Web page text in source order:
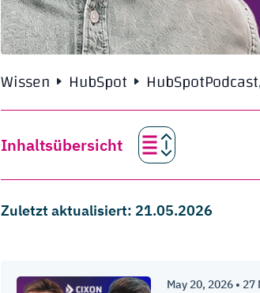
Wissen HubSpot HubSpot
Inhaltsübersicht
Zuletzt aktualisiert: 21.05.2026
May 20, 2026 • 27